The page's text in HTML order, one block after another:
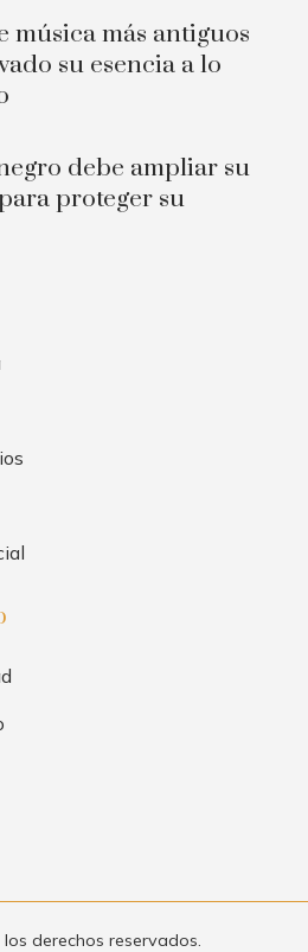
música más antiguos
su esencia a lo
debe ampliar su
proteger su
derechos reservados.